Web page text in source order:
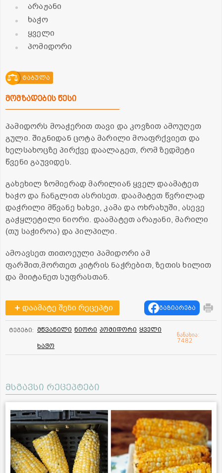
არაჟანი
ხაჭო
ყველი
პომიდორი
ტაბულა
მომზადების წესი
პამიდორს მოაჭერით თავი და კოვზით ამოუღეთ
გული. შიგნიდან ცოტა მარილი მოაფრქვიეთ და
ხელსახოცზე პირქვე დაალაგეთ, რომ ზედმეტი
წვენი გაუვიდეს.
გახეხილ ზომიერად მარილიან ყველ დაამატეთ
ხაჭო და ჩანგლით ასრისეთ. დაამატეთ წვრილად
დაჭრილი მწვანე ხახვი, კამა და ოხრახუში, ასევე
გაჭყლეტილი ნიორი. დაამატეთ არაჟანი, მარილი
(თუ საჭიროა) და პილპილი.
ამოავსეთ თითოეული პამიდორი ამ
ფარშით,მორთეთ კიტრის ნაჭრებით, ზეთის ხილით
და მიიტანეთ სუფრასთან.
დაამატე შენი რეცეპტი გაზიარება
ტეგები: მწვანილი ნიორი პომიდორი ყველი
ხაჭო
ნანახია:
7482
მსგავსი რეცეპტები